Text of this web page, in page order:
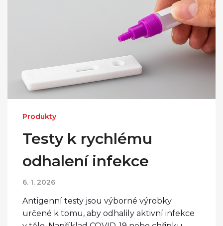
Produkty
Testy k rychlému
odhalení infekce
6. 1. 2026
Antigenní testy jsou výborné výrobky
určené k tomu, aby odhalily aktivní infekce